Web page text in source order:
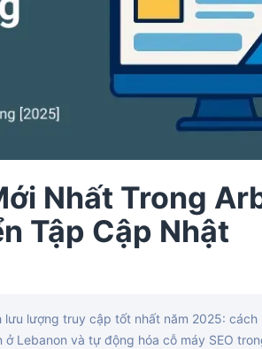
Nhất Trong
Tập Cập Nhật
lượng truy cập tốt nhất năm 2025: cách
Lebanon và tự động hóa cỗ máy SEO